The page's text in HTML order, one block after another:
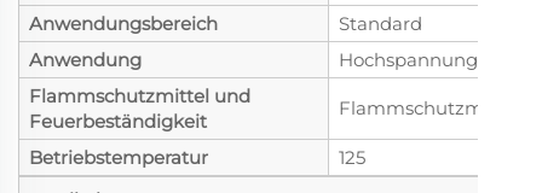
Anwendungsbereich
Standard
Anwendung
Hochspannung
Flammschutzmittel und
Feuerbeständigkeit
Flammschutzmittel
Betriebstemperatur
125